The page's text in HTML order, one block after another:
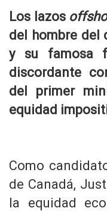
Los lazos
del hombre del
y su famosa
discordante
del primer
equidad
Como
de Canadá,
la equidad